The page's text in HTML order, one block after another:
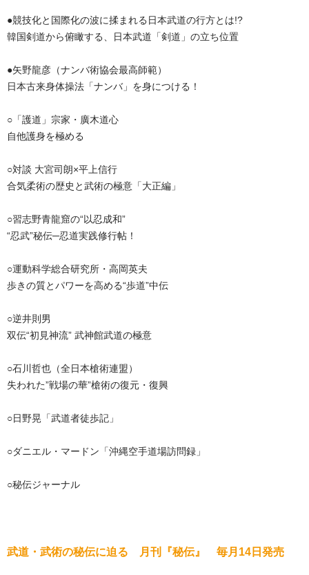
●競技化と国際化の波に揉まれる日本武道の行方とは!?
韓国剣道から俯瞰する、日本武道「剣道」の立ち位置
●矢野龍彦（ナンバ術協会最高師範）
日本古来身体操法「ナンバ」を身につける！
○「護道」宗家・廣木道心
自他護身を極める
○対談 大宮司朗×平上信行
合気柔術の歴史と武術の極意「大正編」
○習志野青龍窟の“以忍成和”
“忍武”秘伝─忍道実践修行帖！
○運動科学総合研究所・高岡英夫
歩きの質とパワーを高める“歩道”中伝
○逆井則男
双伝“初見神流” 武神館武道の極意
○石川哲也（全日本槍術連盟）
失われた”戦場の華”槍術の復元・復興
○日野晃「武道者徒歩記」
○ダニエル・マードン「沖縄空手道場訪問録」
○秘伝ジャーナル
武道・武術の秘伝に迫る 月刊『秘伝』 毎月14日発売